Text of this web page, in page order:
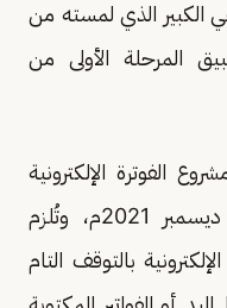
الكبير الذي لمسته من
المرحلة الأولى من
الفوترة الإلكترونية
-مرحلة الإصدار والحفظ- في 4 ديسمبر 2021م، وتُلزم
بالتوقف التام